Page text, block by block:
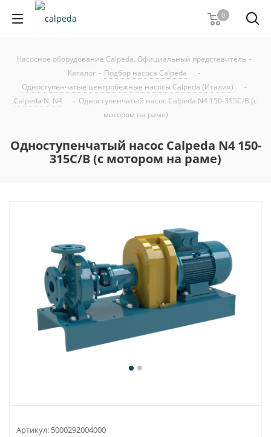
0
Насосное оборудование Calpeda. Официальный представитель -
Каталог - Подбор насоса Calpeda
-
Одноступенчатые центробежные насосы Calpeda (Италия)
-
Calpeda N, N4
- Одноступенчатый насос Calpeda N4 150-315C/B (с
мотором на раме)
Одноступенчатый насос Calpeda N4 150-
315C/B (с мотором на раме)
Артикул: 5000292004000